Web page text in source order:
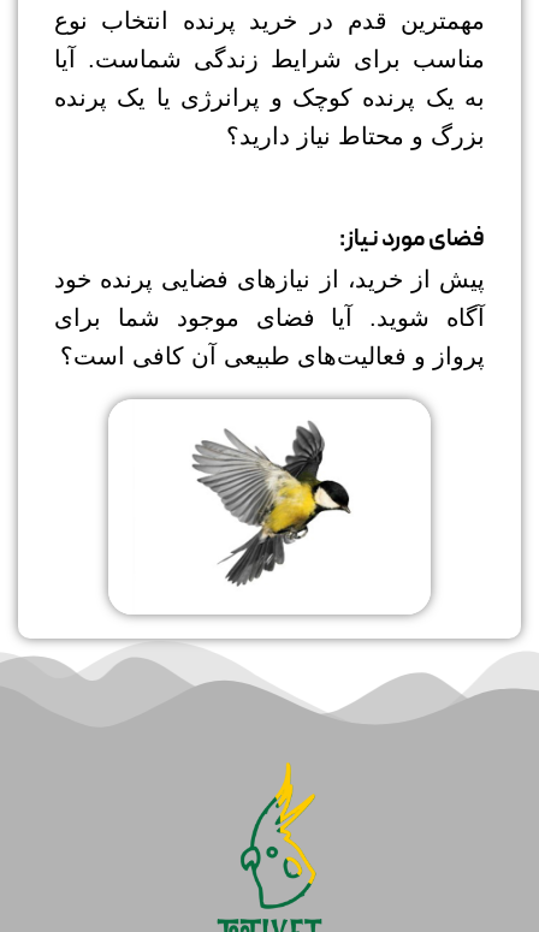
مهمترین قدم در خرید پرنده انتخاب نوع
مناسب برای شرایط زندگی شماست. آیا
به یک پرنده کوچک و پرانرژی یا یک پرنده
بزرگ و محتاط نیاز دارید؟
فضای مورد نیاز:
پیش از خرید، از نیازهای فضایی پرنده خود
آگاه شوید. آیا فضای موجود شما برای
پرواز و فعالیت‌های طبیعی آن کافی است؟